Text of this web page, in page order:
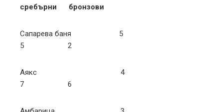
сребърни
бронзови
Сапарева баня 5
5 2
Аякс 4
7 6